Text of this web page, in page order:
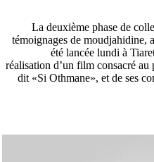
La deuxième phase de
témoignages de moudjahidine,
été lancée lundi à
réalisation d’un film consacré
dit «Si Othmane», et de ses